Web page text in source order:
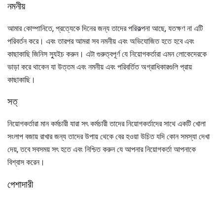
নমনীয়
আমার কোম্পানিতে, প্রত্যেকে দিনের জন্য তাদের পরিকল্পনা আছে, যতক্ষণ না এটি
পরিবর্তন করে। এবং তারপর আমরা সব নমনীয় এবং অভিযোজিত হতে হবে এবং
কাছাকাছি জিনিস স্যুইচ করুন। এটা গুরুত্বপূর্ণ যে নিয়োগকর্তারা এমন লোকেদেরকে
ভাড়া করে থাকেন যা উত্তম এবং নমনীয় এবং পরিবর্তিত অগ্রাধিকারগুলি প্রায়
কাছাকাছি।
সত্
নিয়োগকর্তারা মান কর্মচারী যারা সৎ কর্মচারী তাদের নিয়োগকর্তাদের সাথে একটি খোলা
সংলাপ বজায় রাখার জন্য তাদের উপায় থেকে বের হওয়া উচিত যদি কোন সমস্যা দেখা
দেয়, তবে সবসময় সৎ হতে এবং নিশ্চিত করুন যে আপনার নিয়োগকর্তা আপনাকে
বিশ্বাস করেন।
পেশাদারী